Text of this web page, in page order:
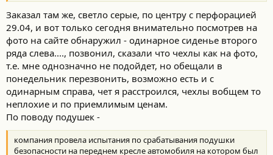
Заказал там же, светло серые, по центру с перфорацией
29.04, и вот только сегодня внимательно посмотрев на
фото на сайте обнаружил - одинарное сиденье второго
ряда слева...., позвонил, сказали что чехлы как на фото,
т.е. мне однозначно не подойдет, но обещали в
понедельник перезвонить, возможно есть и с
одинарным справа, чет я расстроился, чехлы вобщем то
неплохие и по приемлимым ценам.
По поводу подушек -
компания провела испытания по срабатывания подушки
безопасности на переднем кресле автомобиля на котором был